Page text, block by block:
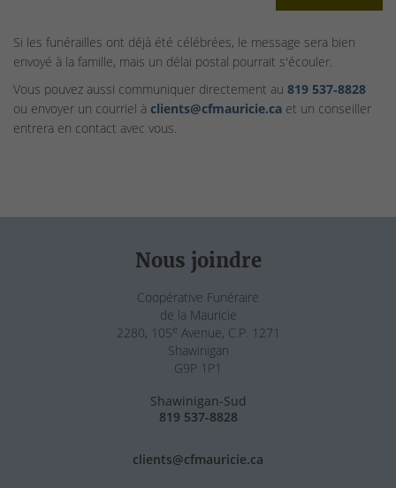
Si les funérailles ont déjà été célébrées, le message sera bien
envoyé à la famille, mais un délai postal pourrait s'écouler.
Vous pouvez aussi communiquer directement au 819 537‑8828
ou envoyer un courriel à clients@cfmauricie.ca et un conseiller
entrera en contact avec vous.
Nous joindre
Coopérative Funéraire
de la Mauricie
2280, 105e Avenue, C.P. 1271
Shawinigan
G9P 1P1
Shawinigan-Sud
819 537-8828
clients@cfmauricie.ca